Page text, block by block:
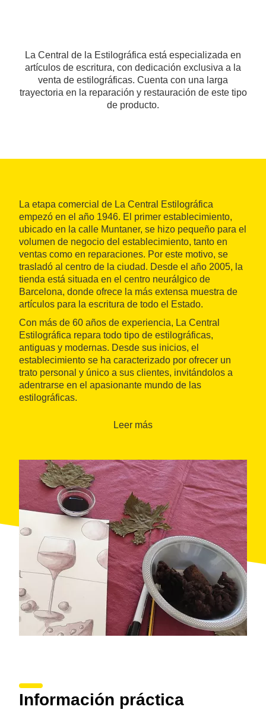
La Central de la Estilográfica está especializada en
artículos de escritura, con dedicación exclusiva a la
venta de estilográficas. Cuenta con una larga
trayectoria en la reparación y restauración de este tipo
de producto.
La etapa comercial de La Central Estilográfica
empezó en el año 1946. El primer establecimiento,
ubicado en la calle Muntaner, se hizo pequeño para el
volumen de negocio del establecimiento, tanto en
ventas como en reparaciones. Por este motivo, se
trasladó al centro de la ciudad. Desde el año 2005, la
tienda está situada en el centro neurálgico de
Barcelona, donde ofrece la más extensa muestra de
artículos para la escritura de todo el Estado.
Con más de 60 años de experiencia, La Central
Estilográfica repara todo tipo de estilográficas,
antiguas y modernas. Desde sus inicios, el
establecimiento se ha caracterizado por ofrecer un
trato personal y único a sus clientes, invitándolos a
adentrarse en el apasionante mundo de las
estilográficas.
Leer más
Información práctica